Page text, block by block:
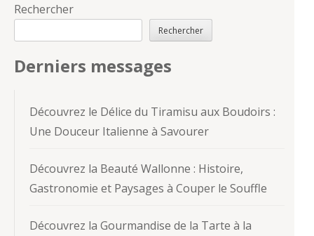
Rechercher
Rechercher
Derniers messages
Découvrez le Délice du Tiramisu aux Boudoirs :
Une Douceur Italienne à Savourer
Découvrez la Beauté Wallonne : Histoire,
Gastronomie et Paysages à Couper le Souffle
Découvrez la Gourmandise de la Tarte à la